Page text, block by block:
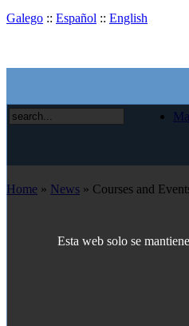
Esta web solo se
Galego :: Español :: English
Home » News » Courses and